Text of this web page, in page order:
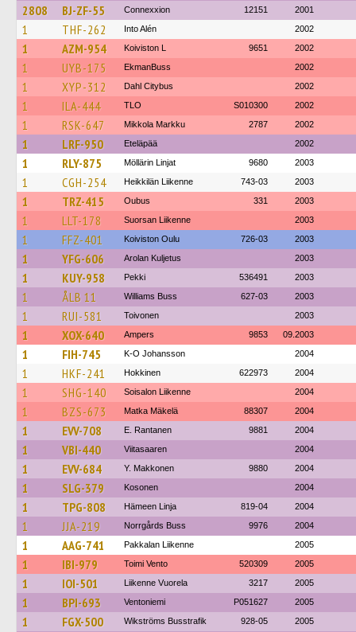
2808 BJ-ZF-55 Connexxion 12151 2001
1 THF-262 Into Alén 2002
1 AZM-954 Koiviston L 9651 2002
1 UYB-175 EkmanBuss 2002
1 XYP-312 Dahl Citybus 2002
1 ILA-444 TLO S010300 2002
1 RSK-647 Mikkola Markku 2787 2002
1 LRF-950 Eteläpää 2002
1 RLY-875 Möllärin Linjat 9680 2003
1 CGH-254 Heikkilän Liikenne 743-03 2003
1 TRZ-415 Oubus 331 2003
1 LLT-178 Suorsan Liikenne 2003
1 FFZ-401 Koiviston Oulu 726-03 2003
1 YFG-606 Arolan Kuljetus 2003
1 KUY-958 Pekki 536491 2003
1 ÅLB 11 Williams Buss 627-03 2003
1 RUI-581 Toivonen 2003
1 XOX-640 Ampers 9853 09.2003
1 FIH-745 K-O Johansson 2004
1 HKF-241 Hokkinen 622973 2004
1 SHG-140 Soisalon Liikenne 2004
1 BZS-673 Matka Mäkelä 88307 2004
1 EVV-708 E. Rantanen 9881 2004
1 VBI-440 Viitasaaren 2004
1 EVV-684 Y. Makkonen 9880 2004
1 SLG-379 Kosonen 2004
1 TPG-808 Hämeen Linja 819-04 2004
1 JJA-219 Norrgårds Buss 9976 2004
1 AAG-741 Pakkalan Liikenne 2005
1 IBI-979 Toimi Vento 520309 2005
1 IOI-501 Liikenne Vuorela 3217 2005
1 BPI-693 Ventoniemi P051627 2005
1 FGX-500 Wikströms Busstrafik 928-05 2005